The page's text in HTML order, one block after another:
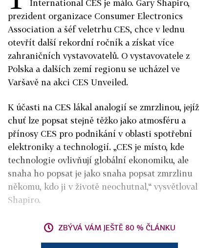
International CES je málo. Gary Shapiro,
prezident organizace Consumer Electronics
Association a šéf veletrhu CES, chce v lednu
otevřít další rekordní ročník a získat více
zahraničních vystavovatelů. O vystavovatele z
Polska a dalších zemí regionu se ucházel ve
Varšavě na akci CES Unveiled.
K účasti na CES lákal analogií se zmrzlinou, jejíž
chuť lze popsat stejně těžko jako atmosféru a
přínosy CES pro podnikání v oblasti spotřební
elektroniky a technologií. „CES je místo, kde
technologie ovlivňují globální ekonomiku, ale
snaha ho popsat je jako snaha popsat zmrzlinu
někomu, kdo ji v životě neochutnal,“ vysvětloval
Shapiro.
ZBÝVÁ VÁM JEŠTĚ 80 % ČLÁNKU